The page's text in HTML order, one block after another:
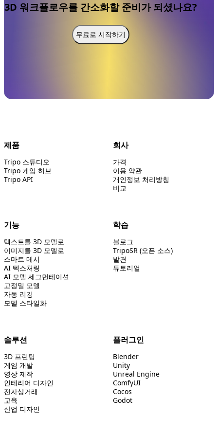
3D 워크플로우를 간소화할 준비가 되셨나요?
무료로 시작하기
제품
Tripo 스튜디오
Tripo 게임 허브
Tripo API
회사
가격
이용 약관
개인정보 처리방침
비교
기능
텍스트를 3D 모델로
이미지를 3D 모델로
스마트 메시
AI 텍스처링
AI 모델 세그먼테이션
고정밀 모델
자동 리깅
모델 스타일화
학습
블로그
TripoSR (오픈 소스)
발견
튜토리얼
솔루션
3D 프린팅
게임 개발
영상 제작
인테리어 디자인
전자상거래
교육
산업 디자인
플러그인
Blender
Unity
Unreal Engine
ComfyUI
Cocos
Godot